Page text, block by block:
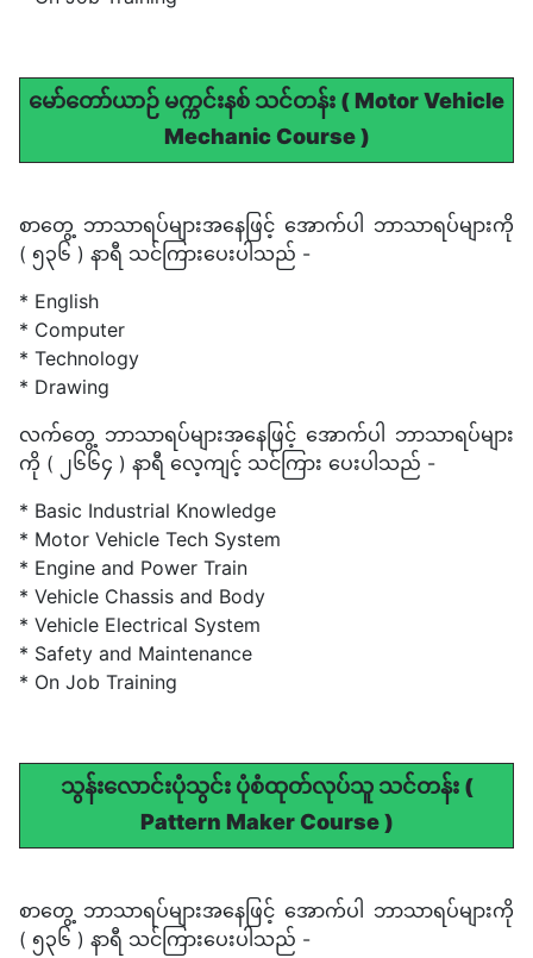
မော်တော်ယာဉ် မက္ကင်းနစ် သင်တန်း ( Motor Vehicle
Mechanic Course )
စာတွေ့ ဘာသာရပ်များအနေဖြင့် အောက်ပါ ဘာသာရပ်များကို
( ၅၃၆ ) နာရီ သင်ကြားပေးပါသည် -
* English
* Computer
* Technology
* Drawing
လက်တွေ့ ဘာသာရပ်များအနေဖြင့် အောက်ပါ ဘာသာရပ်များ
ကို ( ၂၆၆၄ ) နာရီ လေ့ကျင့် သင်ကြား ပေးပါသည် -
* Basic Industrial Knowledge
* Motor Vehicle Tech System
* Engine and Power Train
* Vehicle Chassis and Body
* Vehicle Electrical System
* Safety and Maintenance
* On Job Training
သွန်းလောင်းပုံသွင်း ပုံစံထုတ်လုပ်သူ သင်တန်း (
Pattern Maker Course )
စာတွေ့ ဘာသာရပ်များအနေဖြင့် အောက်ပါ ဘာသာရပ်များကို
( ၅၃၆ ) နာရီ သင်ကြားပေးပါသည် -